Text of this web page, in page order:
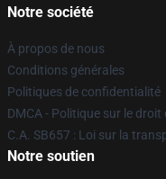
Notre société
À propos de nous
Conditions générales
Politiques de confidentialité
DMCA - Politique sur le
C.A. SB657 : Loi sur la
Notre soutien